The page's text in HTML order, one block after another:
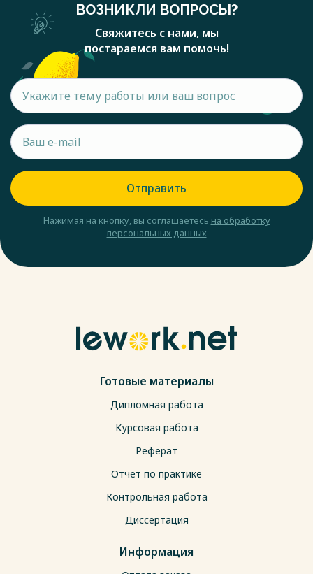
ВОЗНИКЛИ ВОПРОСЫ?
Свяжитесь с нами, мы
постараемся вам помочь!
Отправить
Нажимая на кнопку, вы соглашаетесь на обработку
персональных данных
Готовые материалы
Дипломная работа
Курсовая работа
Реферат
Отчет по практике
Контрольная работа
Диссертация
Информация